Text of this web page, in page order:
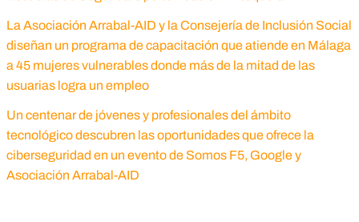
La Asociación Arrabal-AID y la Consejería de Inclusión Social
diseñan un programa de capacitación que atiende en Málaga
a 45 mujeres vulnerables donde más de la mitad de las
usuarias logra un empleo
Un centenar de jóvenes y profesionales del ámbito
tecnológico descubren las oportunidades que ofrece la
ciberseguridad en un evento de Somos F5, Google y
Asociación Arrabal-AID